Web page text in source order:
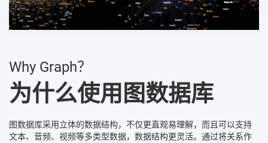
Why Graph？
为什么使用图数据库
图数据库采用立体的数据结构，不仅更直观易理解，而且可以支持
文本、音频、视频等多类型数据，数据结构更灵活。通过将关系作